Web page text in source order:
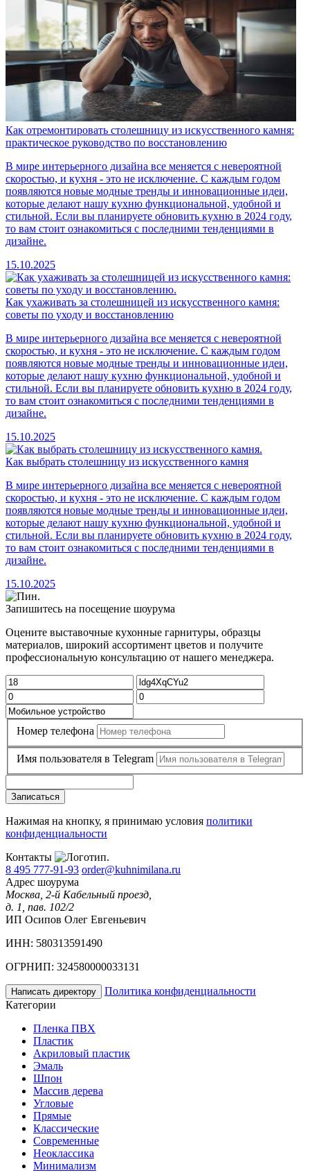
Как отремонтировать столешницу из искусственного камня:
практическое руководство по восстановлению
В мире интерьерного дизайна все меняется с невероятной
скоростью, и кухня - это не исключение. С каждым годом
появляются новые модные тренды и инновационные идеи,
которые делают нашу кухню функциональной, удобной и
стильной. Если вы планируете обновить кухню в 2024 году,
то вам стоит ознакомиться с последними тенденциями в
дизайне.
15.10.2025
Как ухаживать за столешницей из искусственного камня:
советы по уходу и восстановлению
В мире интерьерного дизайна все меняется с невероятной
скоростью, и кухня - это не исключение. С каждым годом
появляются новые модные тренды и инновационные идеи,
которые делают нашу кухню функциональной, удобной и
стильной. Если вы планируете обновить кухню в 2024 году,
то вам стоит ознакомиться с последними тенденциями в
дизайне.
15.10.2025
Как выбрать столешницу из искусственного камня
В мире интерьерного дизайна все меняется с невероятной
скоростью, и кухня - это не исключение. С каждым годом
появляются новые модные тренды и инновационные идеи,
которые делают нашу кухню функциональной, удобной и
стильной. Если вы планируете обновить кухню в 2024 году,
то вам стоит ознакомиться с последними тенденциями в
дизайне.
15.10.2025
Запишитесь на посещение шоурума
Оцените выставочные кухонные гарнитуры, образцы
материалов, широкий ассортимент цветов и получите
профессиональную консультацию от нашего менеджера.
Номер телефона
Имя пользователя в Telegram
Записаться
Нажимая на кнопку, я принимаю условия политики
конфиденциальности
Контакты
8 495 777-91-93 order@kuhnimilana.ru
Адрес шоурума
Москва, 2-й Кабельный проезд,
д. 1, пав. 102/2
ИП Осипов Олег Евгеньевич
ИНН: 580313591490
ОГРНИП: 324580000033131
Написать директору
Политика конфиденциальности
Категории
Пленка ПВХ
Пластик
Акриловый пластик
Эмаль
Шпон
Массив дерева
Угловые
Прямые
Классические
Современные
Неоклассика
Минимализм